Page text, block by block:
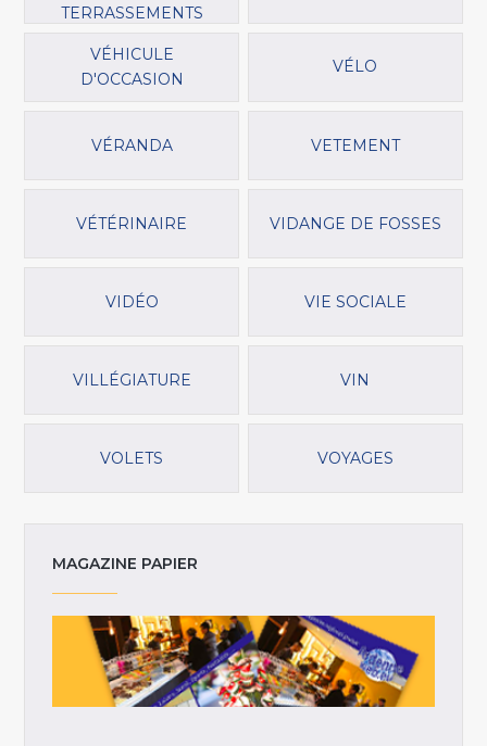
TERRASSEMENTS
VÉHICULE
D'OCCASION
VÉLO
VÉRANDA VETEMENT
VÉTÉRINAIRE VIDANGE DE FOSSES
VIDÉO VIE SOCIALE
VILLÉGIATURE VIN
VOLETS VOYAGES
MAGAZINE PAPIER